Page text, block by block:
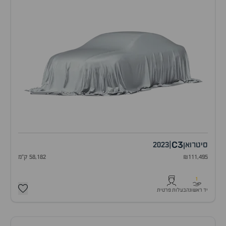
סיטרואןC3
2023
₪111,495 58,182 ק"מ
1
יד ראשונהבעלות פרטית